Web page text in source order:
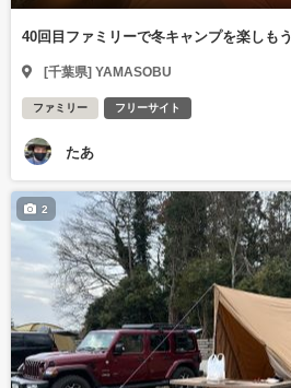
40回目ファミリーで冬キャンプを楽しもう
[千葉県] YAMASOBU
ファミリー フリーサイト
たあ
2